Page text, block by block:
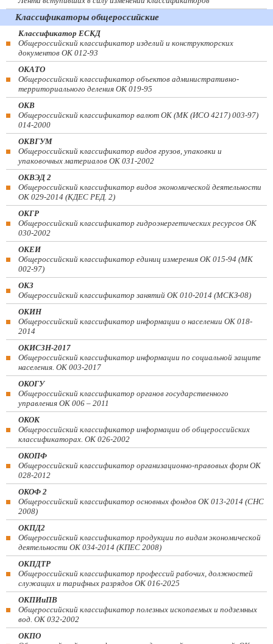
Классификаторы общероссийские
Классификатор ЕСКД
Общероссийский классификатор изделий и конструкторских
документов ОК 012-93
ОКАТО
Общероссийский классификатор объектов административно-
территориального деления ОК 019-95
ОКВ
Общероссийский классификатор валют ОК (МК (ИСО 4217) 003-97)
014-2000
ОКВГУМ
Общероссийский классификатор видов грузов, упаковки и
упаковочных материалов ОК 031-2002
ОКВЭД 2
Общероссийский классификатор видов экономической деятельности
ОК 029-2014 (КДЕС РЕД. 2)
ОКГР
Общероссийский классификатор гидроэнергетических ресурсов ОК
030-2002
ОКЕИ
Общероссийский классификатор единиц измерения ОК 015-94 (МК
002-97)
ОКЗ
Общероссийский классификатор занятий ОК 010-2014 (МСКЗ-08)
ОКИН
Общероссийский классификатор информации о населении ОК 018-
2014
ОКИСЗН-2017
Общероссийский классификатор информации по социальной защите
населения. ОК 003-2017
ОКОГУ
Общероссийский классификатор органов государственного
управления ОК 006 – 2011
ОКОК
Общероссийский классификатор информации об общероссийских
классификаторах. ОК 026-2002
ОКОПФ
Общероссийский классификатор организационно-правовых форм ОК
028-2012
ОКОФ 2
Общероссийский классификатор основных фондов ОК 013-2014 (СНС
2008)
ОКПД2
Общероссийский классификатор продукции по видам экономической
деятельности ОК 034-2014 (КПЕС 2008)
ОКПДТР
Общероссийский классификатор профессий рабочих, должностей
служащих и тарифных разрядов ОК 016-2025
ОКПИиПВ
Общероссийский классификатор полезных ископаемых и подземных
вод. ОК 032-2002
ОКПО